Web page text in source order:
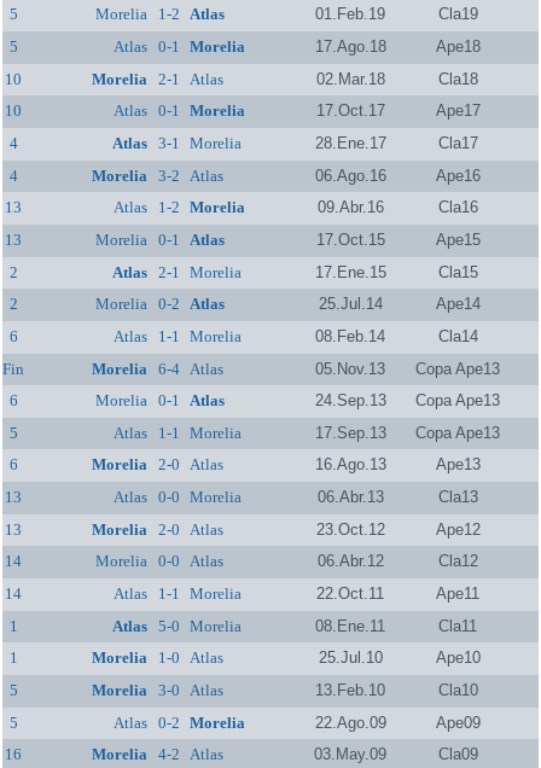
5
Morelia 1-2 Atlas 01.Feb.19
Cla19
5
Atlas 0-1 Morelia 17.Ago.18
Ape18
10
Morelia 2-1 Atlas 02.Mar.18
Cla18
10
Atlas 0-1 Morelia 17.Oct.17
Ape17
4
Atlas 3-1 Morelia 28.Ene.17
Cla17
4
Morelia 3-2 Atlas 06.Ago.16
Ape16
13
Atlas 1-2 Morelia 09.Abr.16
Cla16
13
Morelia 0-1 Atlas 17.Oct.15
Ape15
2
Atlas 2-1 Morelia 17.Ene.15
Cla15
2
Morelia 0-2 Atlas 25.Jul.14
Ape14
6
Atlas 1-1 Morelia 08.Feb.14
Cla14
Fin
Morelia 6-4 Atlas 05.Nov.13
Copa Ape13
6
Morelia 0-1 Atlas 24.Sep.13
Copa Ape13
5
Atlas 1-1 Morelia 17.Sep.13
Copa Ape13
6
Morelia 2-0 Atlas 16.Ago.13
Ape13
13
Atlas 0-0 Morelia 06.Abr.13
Cla13
13
Morelia 2-0 Atlas 23.Oct.12
Ape12
14
Morelia 0-0 Atlas 06.Abr.12
Cla12
14
Atlas 1-1 Morelia 22.Oct.11
Ape11
1
Atlas 5-0 Morelia 08.Ene.11
Cla11
1
Morelia 1-0 Atlas 25.Jul.10
Ape10
5
Morelia 3-0 Atlas 13.Feb.10
Cla10
5
Atlas 0-2 Morelia 22.Ago.09
Ape09
16
Morelia 4-2 Atlas 03.May.09
Cla09